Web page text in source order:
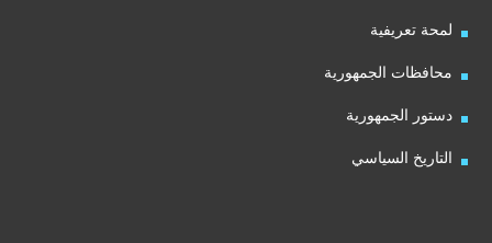
لمحة تعريفية
محافظات الجمهورية
دستور الجمهورية
التاريخ السياسي